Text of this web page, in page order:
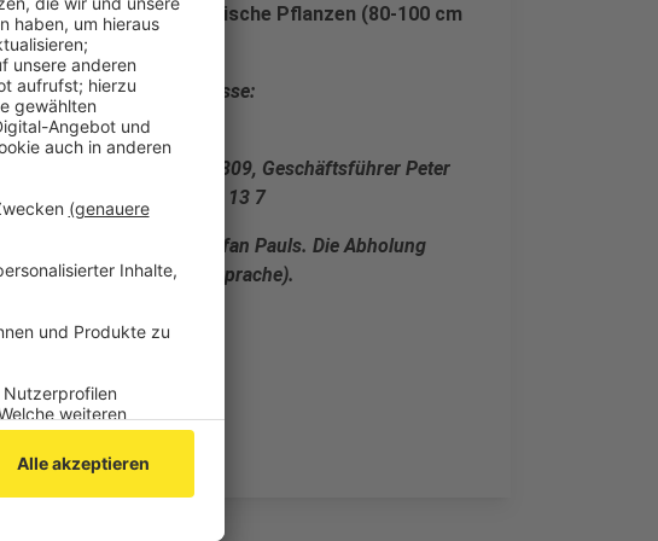
Oktober robuste heimische Pflanzen (80-100 cm
€ ordern.
einprägsame Email-Adresse:
Steffens: 02472 - 7809, Geschäftsführer Peter
Kreitz: 02472 - 9 12 13 7
von Gärtnermeister Stefan Pauls. Die Abholung
November (nach Absprache).